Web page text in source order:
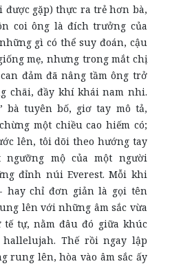
được gặp) thực ra trẻ hơn bà,
coi ông là đích trưởng của
gì có thể suy đoán, cậu
mẹ, nhưng trong mắt chị
can đảmđã nâng tầm ông trở
chãi, đầy khí khái nam nhi.
bà tuyên bố, giơ tay mô tả,
một chiều cao hiếm có;
lên, tôi dõi theo hướng tay
ngưỡng mộ của một người
đỉnh núi Everest. Mỗi khi
hay chỉ đơn giản là gọi tên
lên với những âm sắc vừa
tự, nằm đâu đó giữa khúc
hallelujah. Thế rồi ngay lập
rung lên, hòa vào âm sắc ấy